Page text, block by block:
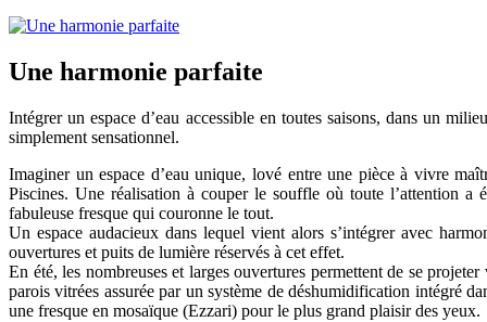
Une harmonie parfaite
Intégrer un espace d’eau accessible en toutes saisons, dans un
simplement sensationnel.
Imaginer un espace d’eau unique, lové entre une pièce à vivre
Piscines. Une réalisation à couper le souffle où toute l’attention a
fabuleuse fresque qui couronne le tout.
Un espace audacieux dans lequel vient alors s’intégrer avec
ouvertures et puits de lumière réservés à cet effet.
En été, les nombreuses et larges ouvertures permettent de se
parois vitrées assurée par un système de déshumidification intégré
une fresque en mosaïque (Ezzari) pour le plus grand plaisir des yeux.